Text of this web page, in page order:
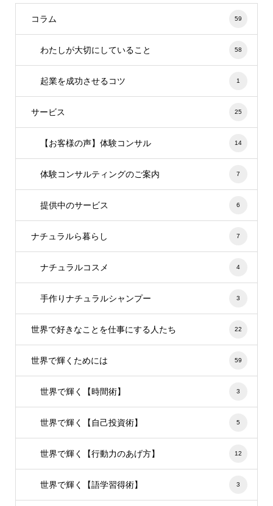
コラム 59
わたしが大切にしていること 58
起業を成功させるコツ 1
サービス 25
【お客様の声】体験コンサル 14
体験コンサルティングのご案内 7
提供中のサービス 6
ナチュラルら暮らし 7
ナチュラルコスメ 4
手作りナチュラルシャンプー 3
世界で好きなことを仕事にする人たち 22
世界で輝くためには 59
世界で輝く【時間術】 3
世界で輝く【自己投資術】 5
世界で輝く【行動力のあげ方】 12
世界で輝く【語学習得術】 3